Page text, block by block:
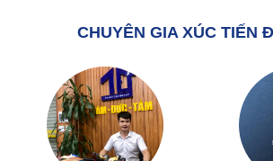
CHUYÊN GIA XÚC TIẾN